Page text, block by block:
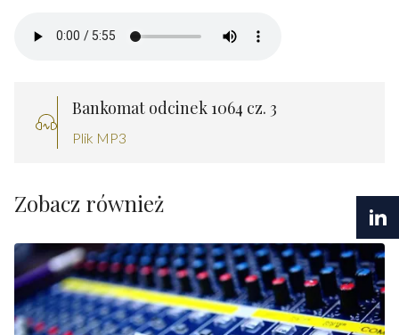
Bankomat odcinek 1064 cz. 3
Plik MP3
Zobacz również